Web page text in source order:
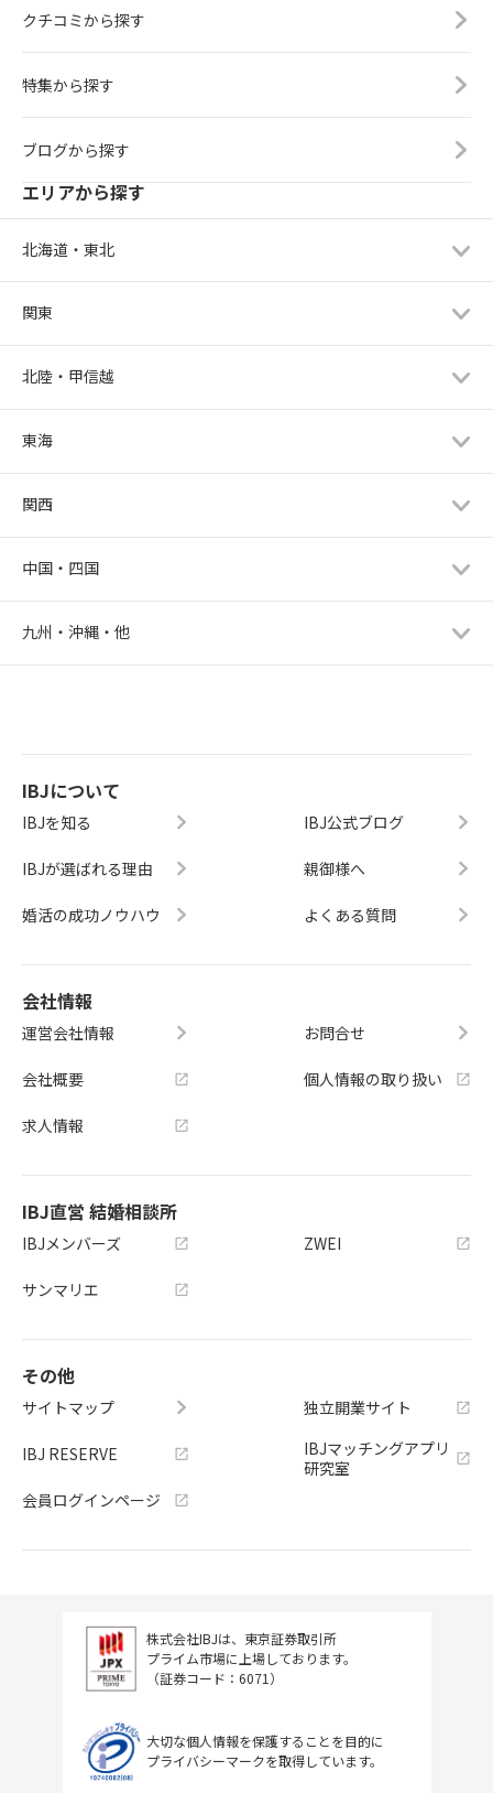
クチコミから探す
特集から探す
ブログから探す
エリアから探す
北海道・東北
関東
北陸・甲信越
東海
関西
中国・四国
九州・沖縄・他
IBJについて
IBJを知る
IBJが選ばれる理由
婚活の成功ノウハウ
IBJ公式ブログ
親御様へ
よくある質問
会社情報
運営会社情報
会社概要
求人情報
お問合せ
個人情報の取り扱い
IBJ直営 結婚相談所
IBJメンバーズ
サンマリエ
ZWEI
その他
サイトマップ
IBJ RESERVE
会員ログインページ
独立開業サイト
IBJマッチングアプリ
研究室
株式会社IBJは、東京証券取引所
プライム市場に上場しております。
（証券コード：6071）
大切な個人情報を保護することを目的に
プライバシーマークを取得しています。